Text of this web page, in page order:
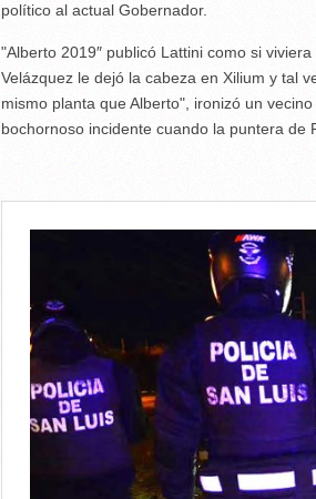
político al actual Gobernador.
"Alberto 2019″ publicó Lattini como si
Velázquez le dejó la cabeza en Xilium y tal
mismo planta que Alberto", ironizó un
bochornoso incidente cuando la puntera de